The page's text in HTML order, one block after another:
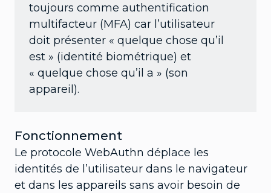
toujours comme authentification
multifacteur (MFA) car l’utilisateur
doit présenter « quelque chose qu’il
est » (identité biométrique) et
« quelque chose qu’il a » (son
appareil).
Fonctionnement
Le protocole WebAuthn déplace les
identités de l’utilisateur dans le navigateur
et dans les appareils sans avoir besoin de